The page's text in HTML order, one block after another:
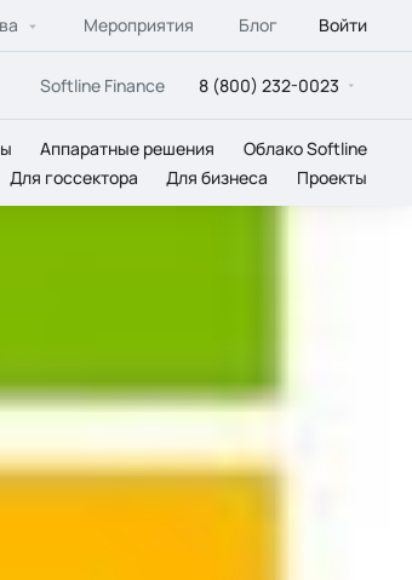
Мероприятия Блог Войти
Softline Finance 8 (800) 232-0023
Аппаратные решения
Облако Softline
Для госсектора Для бизнеса Проекты